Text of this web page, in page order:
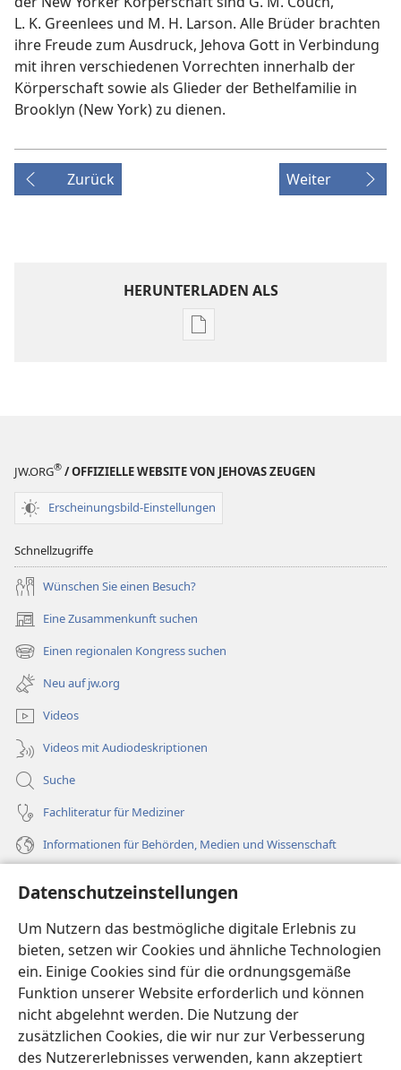
Datenschutzeinstellungen
Um Nutzern das bestmögliche digitale Erlebnis zu
bieten, setzen wir Cookies und ähnliche Technologien
ein. Einige Cookies sind für die ordnungsgemäße
Funktion unserer Website erforderlich und können
nicht abgelehnt werden. Die Nutzung der
zusätzlichen Cookies, die wir nur zur Verbesserung
des Nutzererlebnisses verwenden, kann akzeptiert
L. K. Greenlees und M. H. Larson. Alle Brüder brachten
ihre Freude zum Ausdruck, Jehova Gott in Verbindung
mit ihren verschiedenen Vorrechten innerhalb der
Körperschaft sowie als Glieder der Bethelfamilie in
Brooklyn (New York) zu dienen.
Zurück Weiter
HERUNTERLADEN ALS
Downloadoptionen
Jehovas
JW.ORG® / OFFIZIELLE WEBSITE VON JEHOVAS ZEUGEN
Erscheinungsbild-Einstellungen
Schnellzugriffe
Wünschen Sie einen Besuch?
Eine Zusammenkunft suchen
(öffnet
neues
Fenster)
Einen regionalen Kongress suchen
(öffnet
neues
Fenster)
Neu auf jw.org
Videos
Videos mit Audiodeskriptionen
Suche
Fachliteratur für Mediziner
Informationen für Behörden, Medien und Wissenschaft
Spenden
(öffnet
neues
Fenster)Wachtturm ONLINE-BIBLIOTHEK
(öffnet
neues
Fenster)JW Hub®
(öffnet
neues
Fenster)JW Library